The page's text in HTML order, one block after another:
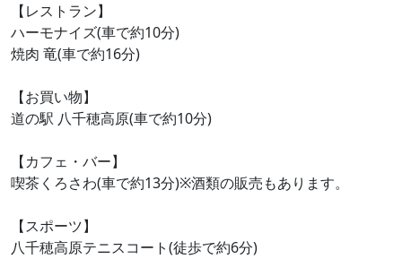
【レストラン】
ハーモナイズ(車で約10分)
焼肉 竜(車で約16分)
【お買い物】
道の駅 八千穂高原(車で約10分)
【カフェ・バー】
喫茶くろさわ(車で約13分)※酒類の販売もあります。
【スポーツ】
八千穂高原テニスコート(徒歩で約6分)